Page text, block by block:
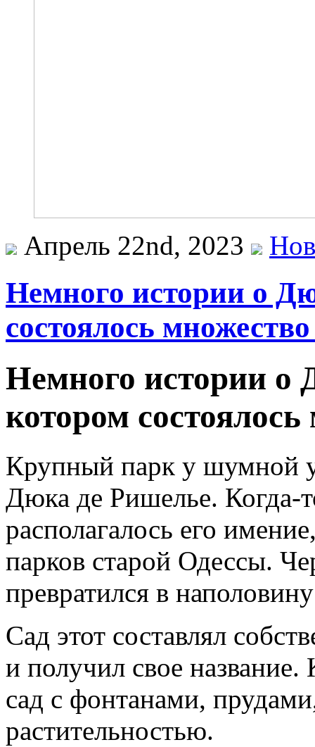
Апрель 22nd, 2023
Немного истории о
состоялось
Немного истории о
котором
Крупный парк у шумной
Дюка де Ришелье. Когда-
располагалось его
парков старой Одессы.
превратился в
Сад этот составлял
и получил свое
сад с фонтанами,
растительностью.